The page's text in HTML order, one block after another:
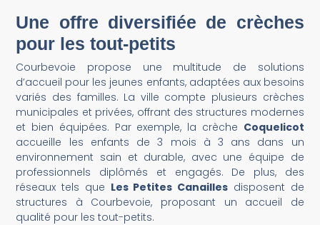
Une offre diversifiée de crèches
pour les tout-petits
Courbevoie propose une multitude de solutions
d’accueil pour les jeunes enfants, adaptées aux besoins
variés des familles. La ville compte plusieurs crèches
municipales et privées, offrant des structures modernes
et bien équipées. Par exemple, la crèche Coquelicot
accueille les enfants de 3 mois à 3 ans dans un
environnement sain et durable, avec une équipe de
professionnels diplômés et engagés. De plus, des
réseaux tels que Les Petites Canailles disposent de
structures à Courbevoie, proposant un accueil de
qualité pour les tout-petits.